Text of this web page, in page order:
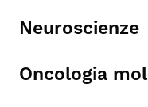
Neuroscienze
Oncologia